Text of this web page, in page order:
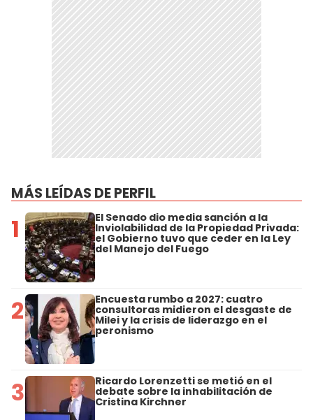
MÁS LEÍDAS DE PERFIL
1 El Senado dio media sanción a la
Inviolabilidad de la Propiedad Privada:
el Gobierno tuvo que ceder en la Ley
del Manejo del Fuego
2 Encuesta rumbo a 2027: cuatro
consultoras midieron el desgaste de
Milei y la crisis de liderazgo en el
peronismo
3 Ricardo Lorenzetti se metió en el
debate sobre la inhabilitación de
Cristina Kirchner